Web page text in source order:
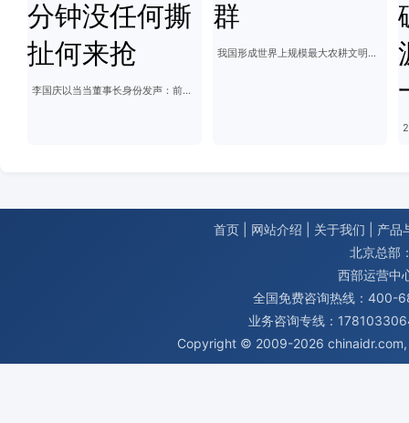
李国庆以当当董事长身份发声：前后15分钟没任何撕扯何来抢
我国形成世界上规模最大农耕文明遗产群
首页 网站介绍 关于我们
产品
北京总部
西部运营中
全国免费咨询热线：400-
业务咨询专线：
Copyright © 2009-2026 chinaidr.com